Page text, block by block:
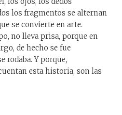
los fragmentos se alternan
se convierte en arte.
no lleva prisa, porque en
de hecho se fue
rodaba. Y porque,
esta historia, son las